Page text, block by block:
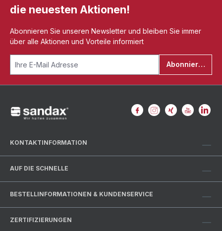
die neuesten Aktionen!
Abonnieren Sie unseren Newsletter und bleiben Sie immer
über alle Aktionen und Vorteile informiert
Abonnieren
KONTAKTINFORMATION
AUF DIE SCHNELLE
BESTELLINFORMATIONEN & KUNDENSERVICE
ZERTIFIZIERUNGEN